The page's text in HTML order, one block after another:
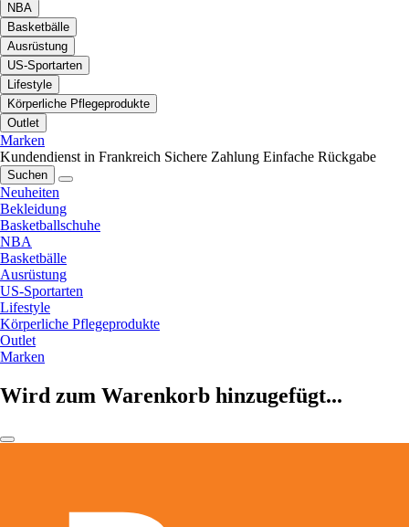
NBA
Basketbälle
Ausrüstung
US-Sportarten
Lifestyle
Körperliche Pflegeprodukte
Outlet
Marken
Kundendienst in Frankreich Sichere Zahlung Einfache Rückgabe
Suchen
Neuheiten
Bekleidung
Basketballschuhe
NBA
Basketbälle
Ausrüstung
US-Sportarten
Lifestyle
Körperliche Pflegeprodukte
Outlet
Marken
Wird zum Warenkorb hinzugefügt...